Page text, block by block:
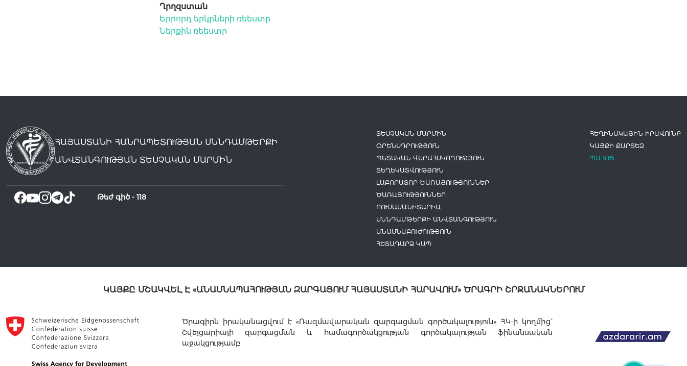
Ղրղզստան
Երրորդ երկրների ռեեստր
Ներքին ռեեստր
ՀԱՅԱՍՏԱՆԻ ՀԱՆՐԱՊԵՏՈՒԹՅԱՆ ՍՆՆԴԱՄԹԵՐՔԻ
ԱՆՎՏԱՆԳՈՒԹՅԱՆ ՏԵՍՉԱԿԱՆ ՄԱՐՄԻՆ
Թեժ գիծ - 118
ՏԵՍՉԱԿԱՆ ՄԱՐՄԻՆ
ՕՐԵՆՍԴՐՈՒԹՅՈՒՆ
ՊԵՏԱԿԱՆ ՎԵՐԱՀՍԿՈՂՈՒԹՅՈՒՆ
ՏԵՂԵԿԱՏՎՈՒԹՅՈՒՆ
ԼԱԲՈՐԱՏՈՐ ԾԱՌԱՅՈՒԹՅՈՒՆՆԵՐ
ԾԱՌԱՅՈՒԹՅՈՒՆՆԵՐ
ԲՈՒՍԱՍԱՆԻՏԱՐԻԱ
ՍՆՆԴԱՄԹԵՐՔԻ ԱՆՎՏԱՆԳՈՒԹՅՈՒՆ
ԱՆԱՍՆԱԲՈՒԺՈՒԹՅՈՒՆ
ՀԵՏԱԴԱՐՁ ԿԱՊ
ՀԵՂԻՆԱԿԱՅԻՆ ԻՐԱՎՈՒՆՔ
ԿԱՅՔԻ ՔԱՐՏԵԶ
ՊԱՀՈՑ
ԿԱՅՔԸ ՄՇԱԿՎԵԼ Է «ԱՆԱՍՆԱՊԱՀՈՒԹՅԱՆ ԶԱՐԳԱՑՈՒՄ ՀԱՅԱՍՏԱՆԻ ՀԱՐԱՎՈՒՄ» ԾՐԱԳՐԻ ՇՐՋԱՆԱԿՆԵՐՈՒՄ
Ծրագիրն իրականացվում է «Ռազմավարական զարգացման գործակալություն» ՀԿ-ի կողմից`
Շվեյցարիայի զարգացման և համագործակցության գործակալության ֆինանսական
աջակցությամբ